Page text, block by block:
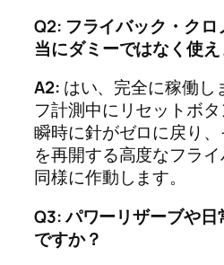
Q2: フライバック・ク
当にダミーではなく使え
A2: はい、完全に稼働し
フ計測中にリセットボタ
瞬時に針がゼロに戻り
を再開する高度なフラ
同様に作動します。
Q3: パワーリザーブや日
ですか？